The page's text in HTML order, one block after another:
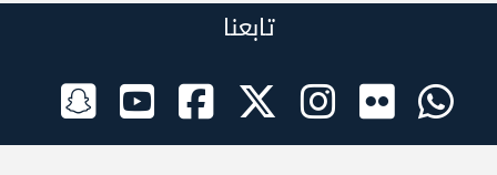
تابعنا